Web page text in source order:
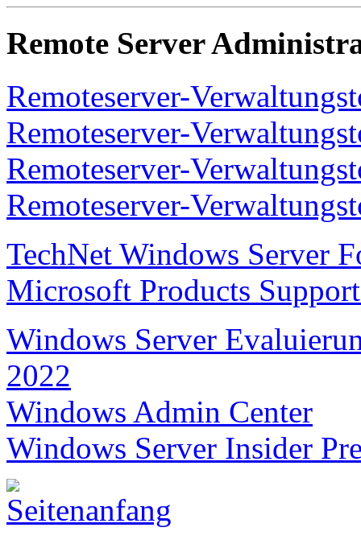
Remote Server
Remoteserver-
Remoteserver-
Remoteserver-
Remoteserver-
TechNet Windows Server
Microsoft Products
Windows Server
2022
Windows Admin Center
Windows Server Insider